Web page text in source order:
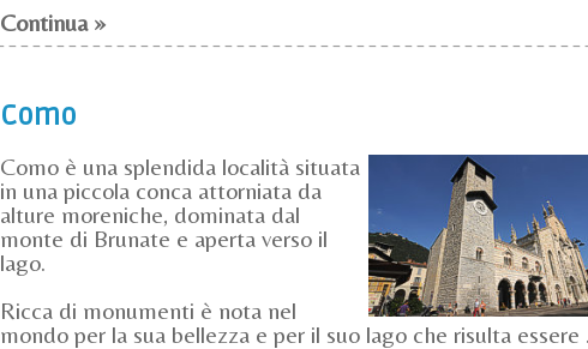
Continua »
Como
Como è una splendida località situata
in una piccola conca attorniata da
alture moreniche, dominata dal
monte di Brunate e aperta verso il
lago.
Ricca di monumenti è nota nel
mondo per la sua bellezza e per il suo lago che risulta essere ...